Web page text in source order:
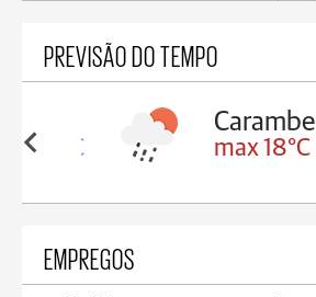
PREVISÃO DO TEMPO
18°C
Carambeí
max 18°C
EMPREGOS